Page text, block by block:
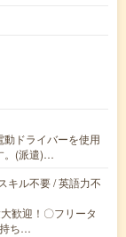
ドライバーを使用
。(派遣)…
キル不要 / 英語力不
歓迎！〇フリータ
ち…